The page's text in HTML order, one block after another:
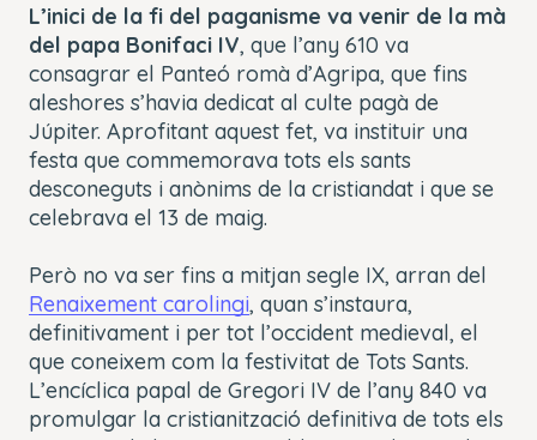
L’inici de la fi del paganisme va venir de la mà
del papa Bonifaci IV, que l’any 610 va
consagrar el Panteó romà d’Agripa, que fins
aleshores s’havia dedicat al culte pagà de
Júpiter. Aprofitant aquest fet, va instituir una
festa que commemorava tots els sants
desconeguts i anònims de la cristiandat i que se
celebrava el 13 de maig.
Però no va ser fins a mitjan segle IX, arran del
Renaixement carolingi, quan s’instaura,
definitivament i per tot l’occident medieval, el
que coneixem com la festivitat de Tots Sants.
L’encíclica papal de Gregori IV de l’any 840 va
promulgar la cristianització definitiva de tots els